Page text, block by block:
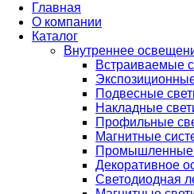
Главная
О компании
Каталог
Внутреннее
Встраиваемые
Подвесные
Накладные
Профильные
Магнитные
Промышленные
Декоративное
Светодиодная